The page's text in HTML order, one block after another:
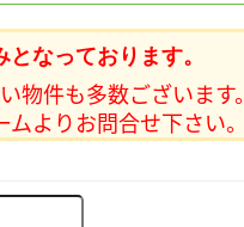
なっております。
物件も多数ございます。
よりお問合せ下さい。